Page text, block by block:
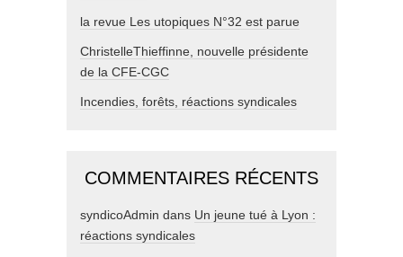
la revue Les utopiques N°32 est parue
ChristelleThieffinne, nouvelle présidente
de la CFE-CGC
Incendies, forêts, réactions syndicales
COMMENTAIRES RÉCENTS
syndicoAdmin dans Un jeune tué à Lyon :
réactions syndicales